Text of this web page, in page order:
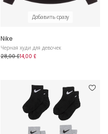
Добавить сразу
Nike
Черная худи для девочек
28,00 £14,00 £